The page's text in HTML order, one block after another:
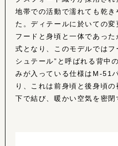
地帯での活動で濡れても乾
た。ディテールに於いての
フードと身頃と一体であっ
式となり、このモデルではフ
シュテール”と呼ばれる背中
みが入っている仕様はM-51
り、これは前身頃と後身頃
下で結び、暖かい空気を密閉